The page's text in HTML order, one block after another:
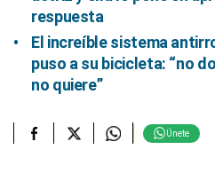
respuesta
El increíble sistema
puso a su bicicleta: “no
no quiere”
Únete